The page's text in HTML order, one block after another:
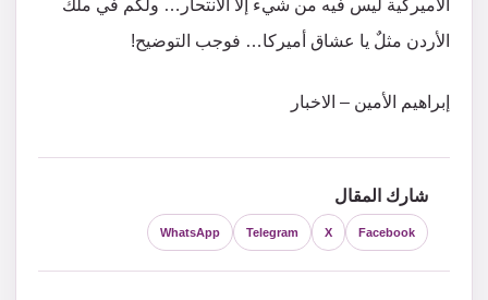
الأميركية ليس فيه من شيء إلا الانتحار… ولكم في ملك
الأردن مثلٌ يا عشاق أميركا… فوجب التوضيح!
إبراهيم الأمين – الاخبار
شارك المقال
Facebook
X
Telegram
WhatsApp